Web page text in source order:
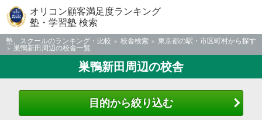
オリコン顧客満足度ランキング
塾・学習塾 検索
塾、スクールのランキング・比較 校舎検索
東京都の駅・市区町村から探す
巣鴨新田周辺の校舎一覧
巣鴨新田周辺の校舎
目的から絞り込む